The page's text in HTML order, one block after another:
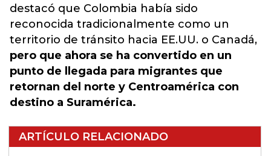
destacó que Colombia había sido
reconocida tradicionalmente como un
territorio de tránsito hacia EE.UU. o Canadá,
pero que ahora se ha convertido en un
punto de llegada para migrantes que
retornan del norte y Centroamérica con
destino a Suramérica.
ARTÍCULO RELACIONADO